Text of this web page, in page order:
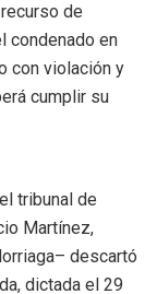
de
condenado en
con violación y
cumplir su
tribunal de
Martínez,
descartó
dictada el 29